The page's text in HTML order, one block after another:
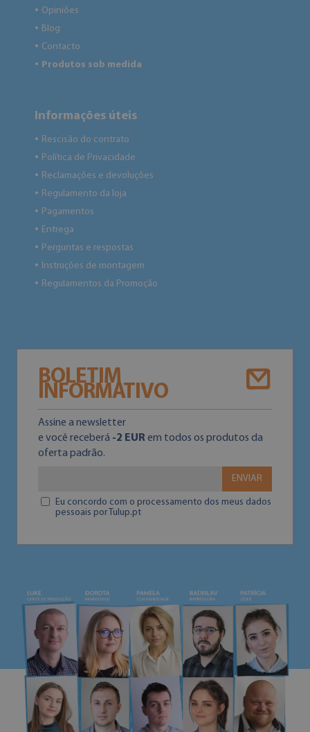
● Opiniões
● Blog
● Contacto
● Produtos sob medida
Informações úteis
● Rescisão do contrato
● Política de Privacidade
● Reclamações e devoluções
● Regulamento da loja
● Pagamentos
● Entrega
● Perguntas e respostas
● Instruções de montagem
● Regulamentos da Promoção
BOLETIM
INFORMATIVO
Assine a newsletter
e você receberá -2 EUR em todos os produtos da
oferta padrão.
ENVIAR
Eu concordo com o processamento dos meus dados
pessoais por Tulup.pt